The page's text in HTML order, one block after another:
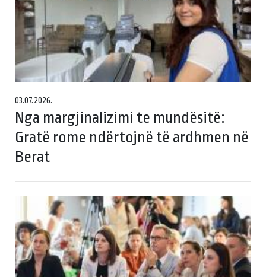
03.07.2026.
Nga margjinalizimi te mundësitë:
Gratë rome ndërtojnë të ardhmen në
Berat